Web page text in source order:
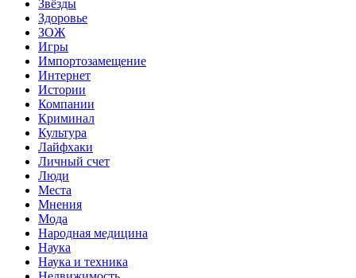
Звёзды
Здоровье
ЗОЖ
Игры
Импортозамещение
Интернет
Истории
Компании
Криминал
Культура
Лайфхаки
Личный счет
Люди
Места
Мнения
Мода
Народная медицина
Наука
Наука и техника